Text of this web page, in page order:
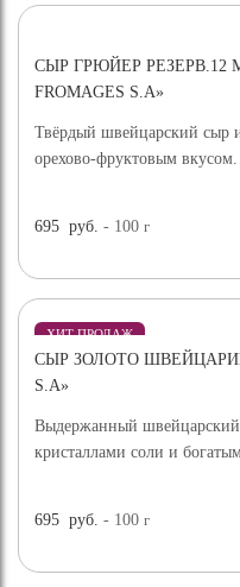
СЫР ГРЮЙЕР РЕЗЕРВ.12
FROMAGES S.A»
Твёрдый швейцарский сыр
орехово-фруктовым вкусом.
695 руб. - 100г
ХИТ ПРОДАЖ
СЫР ЗОЛОТО ШВЕЙЦАРИИ
S.A»
Выдержанный
кристаллами соли и
695 руб. - 100г